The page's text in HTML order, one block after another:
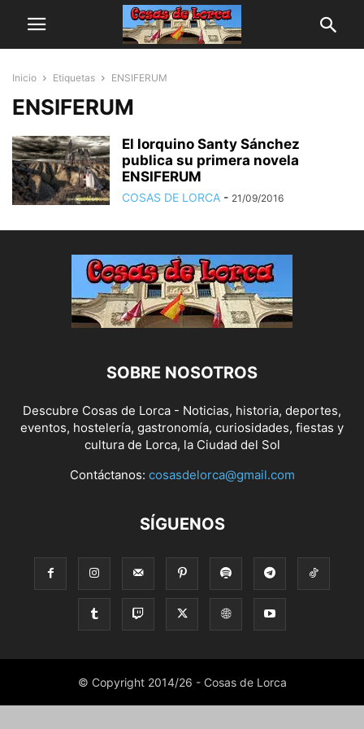
Inicio Etiquetas ENSIFERUM
ENSIFERUM
El lorquino Santy Sánchez
publica su primera novela
ENSIFERUM
COSAS DE LORCA - 21/09/2016
SOBRE NOSOTROS
Descubre Cosas de Lorca - Noticias, historia, deportes,
eventos, hostelería, gastronomía, curiosidades, fiestas y
cultura de Lorca, la Ciudad del Sol
Contáctanos: cosasdelorca@gmail.com
SÍGUENOS
© Copyright 2014/26 - Cosas de Lorca